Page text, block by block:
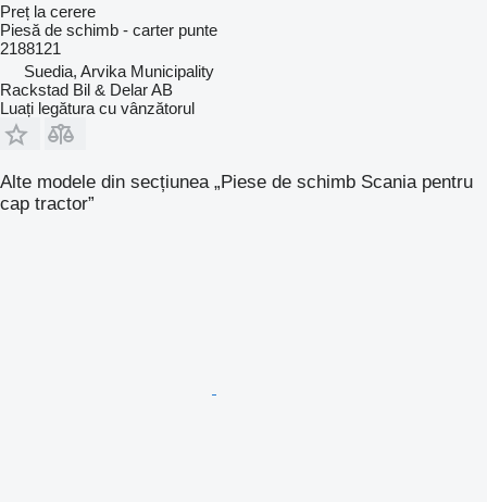
Preț la cerere
Piesă de schimb - carter punte
2188121
Suedia, Arvika Municipality
Rackstad Bil & Delar AB
Luați legătura cu vânzătorul
Alte modele din secțiunea „Piese de schimb Scania pentru
cap tractor”